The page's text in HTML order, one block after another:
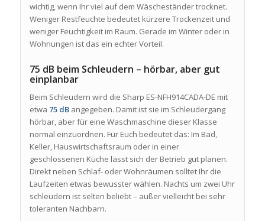
wichtig, wenn Ihr viel auf dem Wäscheständer trocknet.
Weniger Restfeuchte bedeutet kürzere Trockenzeit und
weniger Feuchtigkeit im Raum. Gerade im Winter oder in
Wohnungen ist das ein echter Vorteil.
75 dB beim Schleudern – hörbar, aber gut
einplanbar
Beim Schleudern wird die Sharp ES-NFH914CADA-DE mit
etwa 75 dBangegeben. Damit ist sie im Schleudergang
hörbar, aber für eine Waschmaschine dieser Klasse
normal einzuordnen. Für Euch bedeutet das: Im Bad,
Keller, Hauswirtschaftsraum oder in einer
geschlossenen Küche lässt sich der Betrieb gut planen.
Direkt neben Schlaf- oder Wohnräumen solltet Ihr die
Laufzeiten etwas bewusster wählen. Nachts um zwei Uhr
schleudern ist selten beliebt – außer vielleicht bei sehr
toleranten Nachbarn.